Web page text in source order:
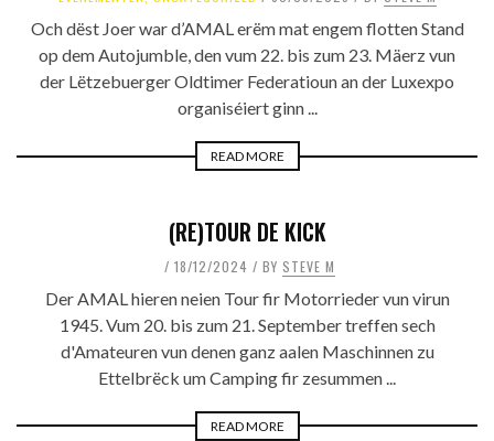
Och dëst Joer war d’AMAL erëm mat engem flotten Stand
op dem Autojumble, den vum 22. bis zum 23. Mäerz vun
der Lëtzebuerger Oldtimer Federatioun an der Luxexpo
organiséiert ginn ...
READ MORE
(RE)TOUR DE KICK
18/12/2024 BY STEVE M
Der AMAL hieren neien Tour fir Motorrieder vun virun
1945. Vum 20. bis zum 21. September treffen sech
d'Amateuren vun denen ganz aalen Maschinnen zu
Ettelbrëck um Camping fir zesummen ...
READ MORE